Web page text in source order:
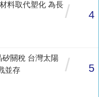
料取代塑化 為長 / 4
矽關稅 台灣太陽
並存
/ 5